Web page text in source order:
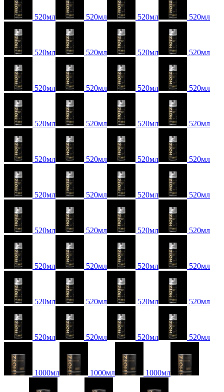
520мл 520мл 520мл 520мл
520мл 520мл 520мл 520мл
520мл 520мл 520мл 520мл
520мл 520мл 520мл 520мл
520мл 520мл 520мл 520мл
520мл 520мл 520мл 520мл
520мл 520мл 520мл 520мл
520мл 520мл 520мл 520мл
520мл 520мл 520мл 520мл
520мл 520мл 520мл 520мл
1000мл 1000мл 1000мл